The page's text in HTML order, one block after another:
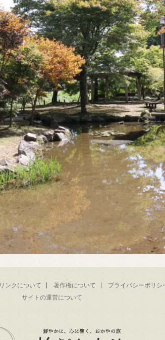
リンクについて 著作権について
プライバシーポリ
サイトの運営について